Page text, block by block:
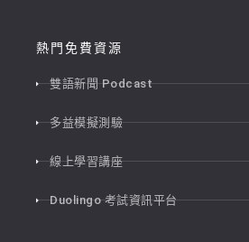
熱門免費資源
雙語新聞 Podcast
多益模擬測驗
線上學習講座
Duolingo 考試資訊平台